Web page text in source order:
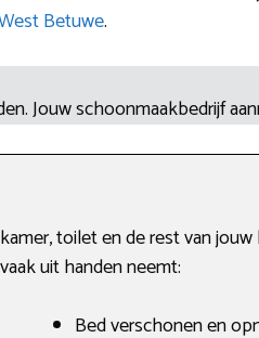
Betuwe.
Jouw schoonmaakbedrijf
toilet en de rest van
uit handen neemt:
Bed verschonen en